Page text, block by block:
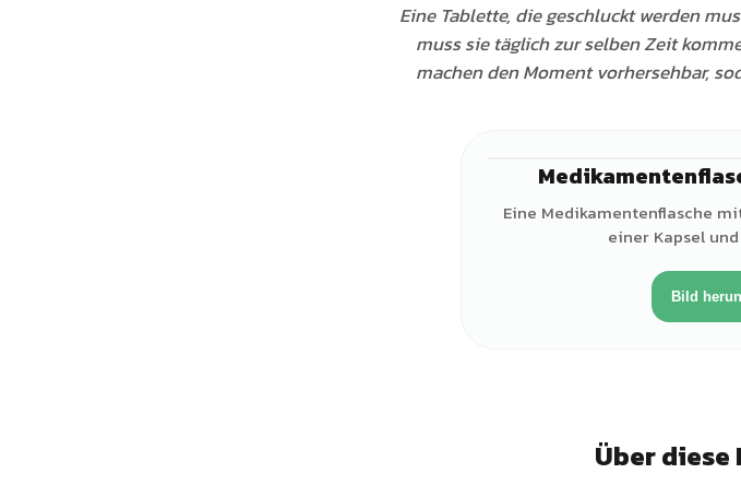
Eine Tablette, die geschluckt werden
muss sie täglich zur selben Zeit
machen den Moment vorhersehbar,
Eine Medikamentenflasche
einer Kapsel
Bild
Über